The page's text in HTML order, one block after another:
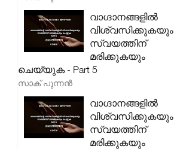
വാഗ്ദാനങ്ങളിൽ
വിശ്വസിക്കുകയും
സ്വയത്തിന്
മരിക്കുകയും
ചെയ്യുക - Part 5
സാക് പുന്നൻ
വാഗ്ദാനങ്ങളിൽ
വിശ്വസിക്കുകയും
സ്വയത്തിന്
മരിക്കുകയും